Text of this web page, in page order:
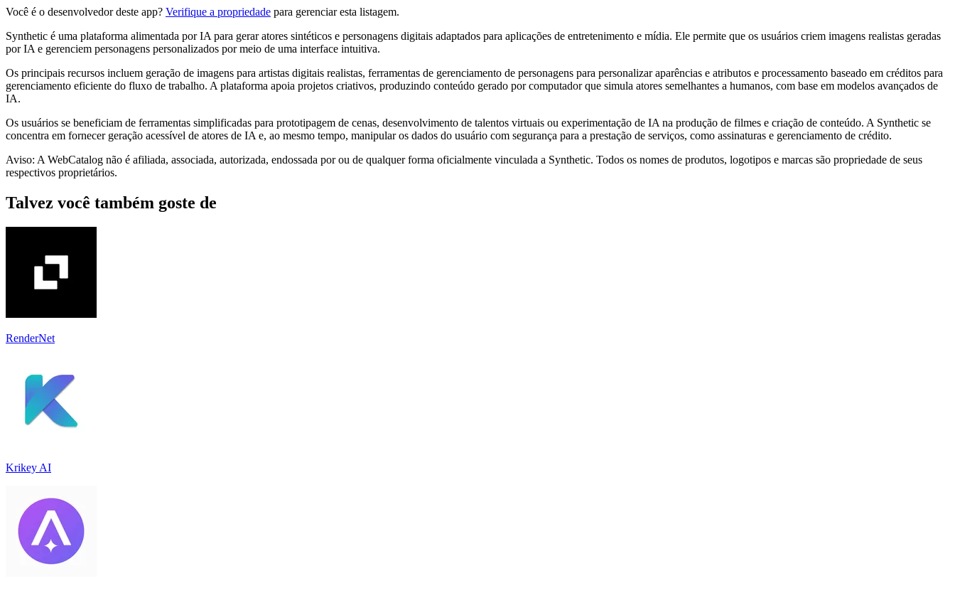
Você é o desenvolvedor deste app? Verifique a propriedade para gerenciar esta listagem.
Synthetic é uma plataforma alimentada por IA para gerar atores sintéticos e personagens digitais adaptados para aplicações de entretenimento e mídia. Ele permite que os usuários criem imagens realistas geradas
por IA e gerenciem personagens personalizados por meio de uma interface intuitiva.
Os principais recursos incluem geração de imagens para artistas digitais realistas, ferramentas de gerenciamento de personagens para personalizar aparências e atributos e processamento baseado em créditos para
gerenciamento eficiente do fluxo de trabalho. A plataforma apoia projetos criativos, produzindo conteúdo gerado por computador que simula atores semelhantes a humanos, com base em modelos avançados de
IA.
Os usuários se beneficiam de ferramentas simplificadas para prototipagem de cenas, desenvolvimento de talentos virtuais ou experimentação de IA na produção de filmes e criação de conteúdo. A Synthetic se
concentra em fornecer geração acessível de atores de IA e, ao mesmo tempo, manipular os dados do usuário com segurança para a prestação de serviços, como assinaturas e gerenciamento de crédito.
Aviso: A WebCatalog não é afiliada, associada, autorizada, endossada por ou de qualquer forma oficialmente vinculada a Synthetic. Todos os nomes de produtos, logotipos e marcas são propriedade de seus
respectivos proprietários.
Talvez você também goste de
RenderNet
Krikey AI